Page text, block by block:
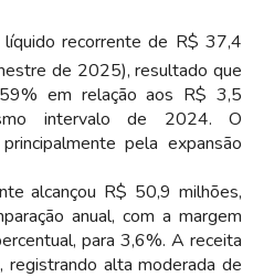
recorrente de R$ 37,4
de 2025), resultado que
em relação aos R$ 3,5
intervalo de 2024. O
pela expansão
alcançou R$ 50,9 milhões,
anual, com a margem
para 3,6%. A receita
alta moderada de